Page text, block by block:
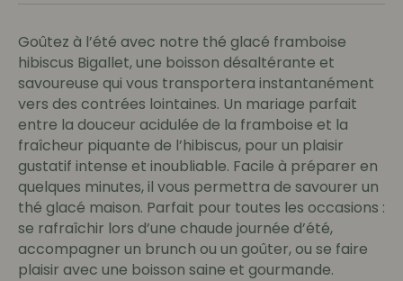
Goûtez à l’été avec notre thé glacé framboise
hibiscus Bigallet, une boisson désaltérante et
savoureuse qui vous transportera instantanément
vers des contrées lointaines. Un mariage parfait
entre la douceur acidulée de la framboise et la
fraîcheur piquante de l’hibiscus, pour un plaisir
gustatif intense et inoubliable. Facile à préparer en
quelques minutes, il vous permettra de savourer un
thé glacé maison. Parfait pour toutes les occasions :
se rafraîchir lors d’une chaude journée d’été,
accompagner un brunch ou un goûter, ou se faire
plaisir avec une boisson saine et gourmande.